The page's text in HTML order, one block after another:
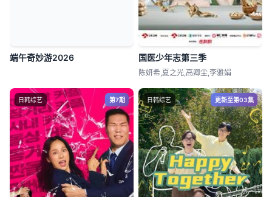
端午奇妙游2026 国医少年志第三季
陈妍希,夏之光,高卿尘,李雅娟
日韩综艺 第7期 日韩综艺 更新至第03集